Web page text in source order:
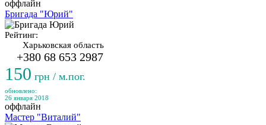
оффлайн
Бригада "Юрий"
Рейтинг:
Харьковская область
+380 68 653 2987
150 грн / м.пог.
обновлено:
26 января 2018
оффлайн
Мастер "Виталий"